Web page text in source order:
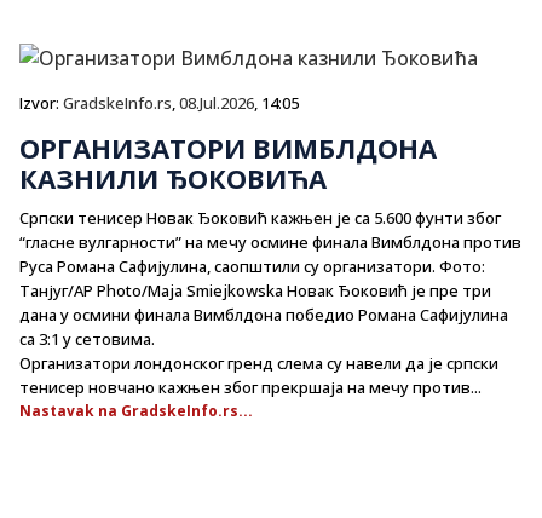
Izvor: GradskeInfo.rs,08.Jul.2026, 14:05
ОРГАНИЗАТОРИ ВИМБЛДОНА
КАЗНИЛИ ЂОКОВИЋА
Српски тенисер Новак Ђоковић кажњен је са 5.600 фунти због
“гласне вулгарности” на мечу осмине финала Вимблдона против
Руса Романа Сафијулина, саопштили су организатори. Фото:
Танјуг/AP Photo/Maja Smiejkowska Новак Ђоковић је пре три
дана у осмини финала Вимблдона победио Романа Сафијулина
са 3:1 у сетовима.
Организатори лондонског гренд слема су навели да је српски
тенисер новчано кажњен због прекршаја на мечу против...
Nastavak na GradskeInfo.rs...